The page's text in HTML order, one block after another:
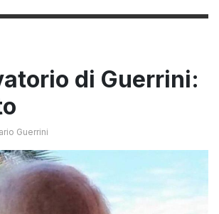
di Guerrini:
Guerrini